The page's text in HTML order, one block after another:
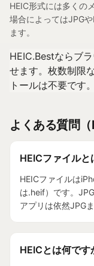
HEIC形式には多くの
場合によってはJPG
ます。
HEIC.Bestならブ
せます。枚数制限
トールは不要です。
よくある質問（
HEICファイルと
HEICファイルは
は.heif）です。
アプリは依然JPG
HEICとは何です